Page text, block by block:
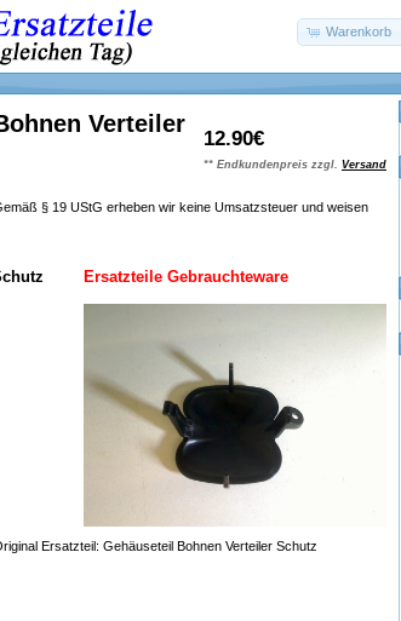
Warenkorb
12.90€
** Endkundenpreis zzgl. Versand
Verteiler
§ 19 UStG erheben wir keine Umsatzsteuer und weisen
Ersatzteile Gebrauchteware
Ersatzteil: Gehäuseteil Bohnen Verteiler Schutz